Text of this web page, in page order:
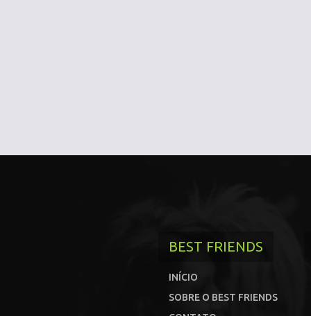
BEST FRIENDS
INÍCIO
SOBRE O BEST FRIENDS